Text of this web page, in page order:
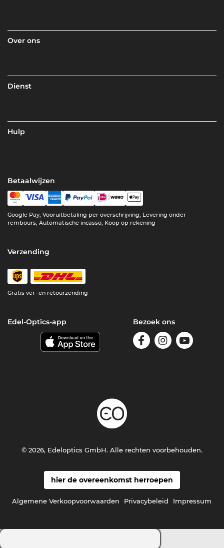
Over ons
Dienst
Hulp
Betaalwijzen
Google Pay, Vooruitbetaling per overschrijving, Levering onder
rembours, Automatische incasso, Koop op rekening
Verzending
Gratis ver- en retourzending
Edel-Optics-app Bezoek ons
hier de overeenkomst herroepen
Algemene Verkoopvoorwaarden Privacybeleid Impressum
© 2026, Edeloptics GmbH. Alle rechten voorbehouden.